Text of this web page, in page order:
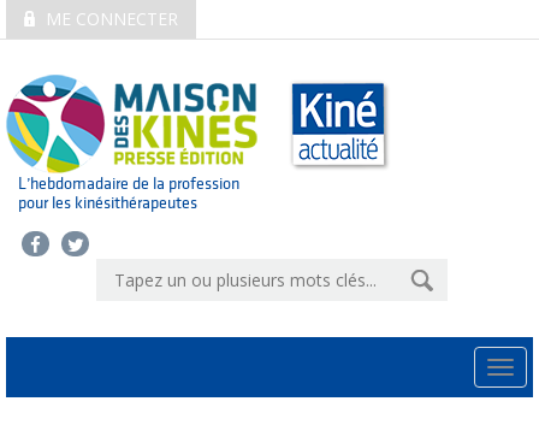
ME CONNECTER
L’hebdomadaire de la profession
pour les kinésithérapeutes